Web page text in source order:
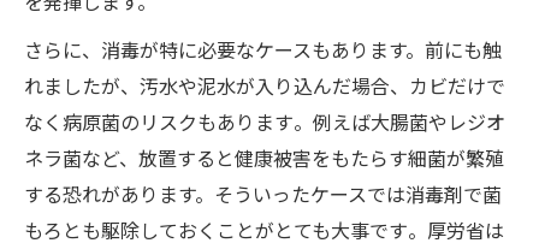
さらに、消毒が特に必要なケースもあります。前にも触
れましたが、汚水や泥水が入り込んだ場合、カビだけで
なく病原菌のリスクもあります​。例えば大腸菌やレジオ
ネラ菌など、放置すると健康被害をもたらす細菌が繁殖
する恐れがあります。そういったケースでは消毒剤で菌
もろとも駆除しておくことがとても大事です​。厚労省は